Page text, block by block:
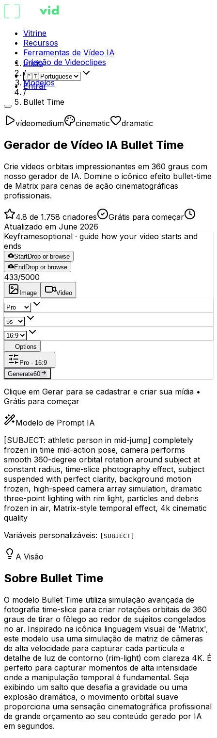
Vitrine
Recursos
Ferramentas de Vídeo IA
Criação de Videoclipes
Entrar
Início
/
Modelos
/
Bullet Time
vídeomedium cinematic dramatic
Gerador de Vídeo IA Bullet Time
Crie vídeos orbitais impressionantes em 360 graus com
nosso gerador de IA. Domine o icônico efeito bullet-time
de Matrix para cenas de ação cinematográficas
profissionais.
4.8 de 1.758 criadores
Grátis para começar
Atualizado em June 2026
Keyframesoptional · guide how your video starts and
ends
StartDrop or browse
End Drop or browse
433/5000
Image Video
Options
Pro · 16:9
Generate60
Clique em Gerar para se cadastrar e criar sua mídia •
Grátis para começar
Modelo de Prompt IA
[SUBJECT: athletic person in mid-jump] completely
frozen in time mid-action pose, camera performs
smooth 360-degree orbital rotation around subject at
constant radius, time-slice photography effect, subject
suspended with perfect clarity, background motion
frozen, high-speed camera array simulation, dramatic
three-point lighting with rim light, particles and debris
frozen in air, Matrix-style temporal effect, 4k cinematic
quality
Variáveis personalizáveis:
SUBJECT
A Visão
Sobre Bullet Time
O modelo Bullet Time utiliza simulação avançada de
fotografia time-slice para criar rotações orbitais de 360
graus de tirar o fôlego ao redor de sujeitos congelados
no ar. Inspirado na icônica linguagem visual de 'Matrix',
este modelo usa uma simulação de matriz de câmeras
de alta velocidade para capturar cada partícula e
detalhe de luz de contorno (rim-light) com clareza 4K. É
perfeito para capturar momentos de alta intensidade
onde a manipulação temporal é fundamental. Seja
exibindo um salto que desafia a gravidade ou uma
explosão dramática, o movimento orbital suave
proporciona uma sensação cinematográfica profissional
de grande orçamento ao seu conteúdo gerado por IA
em segundos.